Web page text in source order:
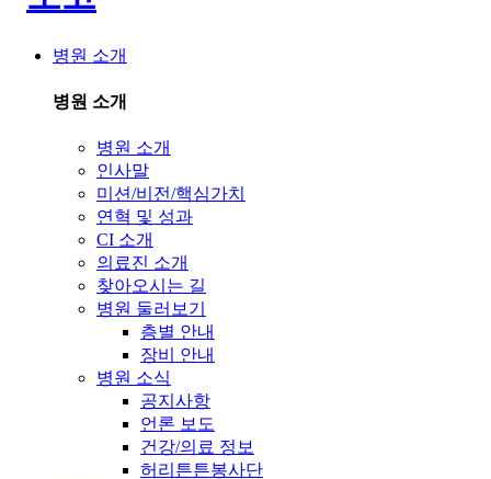
병원 소개
병원 소개
병원 소개
인사말
미션/비전/핵심가치
연혁 및 성과
CI 소개
의료진 소개
찾아오시는 길
병원 둘러보기
층별 안내
장비 안내
병원 소식
공지사항
언론 보도
건강/의료 정보
허리튼튼봉사단